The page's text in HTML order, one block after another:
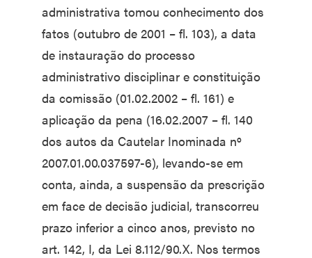
administrativa tomou conhecimento dos
fatos (outubro de 2001 – fl. 103), a data
de instauração do processo
administrativo disciplinar e constituição
da comissão (01.02.2002 – fl. 161) e
aplicação da pena (16.02.2007 – fl. 140
dos autos da Cautelar Inominada nº
2007.01.00.037597-6), levando-se em
conta, ainda, a suspensão da prescrição
em face de decisão judicial, transcorreu
prazo inferior a cinco anos, previsto no
art. 142, I, da Lei 8.112/90.X. Nos termos